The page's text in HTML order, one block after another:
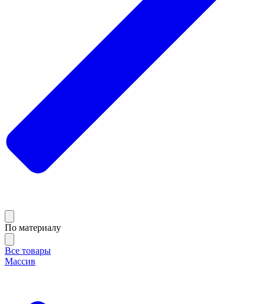
По материалу
Все товары
Массив